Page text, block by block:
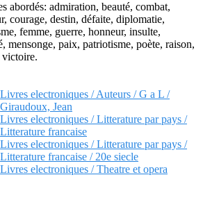
abordés: admiration, beauté, combat,
courage, destin, défaite, diplomatie,
femme, guerre, honneur, insulte,
mensonge, paix, patriotisme, poète, raison,
Livres electroniques / Auteurs / G a L /
Giraudoux, Jean
Livres electroniques / Litterature par pays /
Litterature francaise
Livres electroniques / Litterature par pays /
Litterature francaise / 20e siecle
Livres electroniques / Theatre et opera